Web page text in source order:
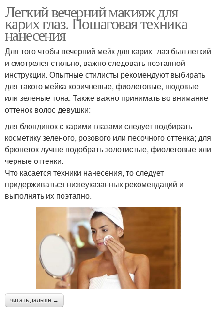
Легкий вечерний макияж для
карих глаз. Пошаговая техника
нанесения
Для того чтобы вечерний мейк для карих глаз был легкий
и смотрелся стильно, важно следовать поэтапной
инструкции. Опытные стилисты рекомендуют выбирать
для такого мейка коричневые, фиолетовые, нюдовые
или зеленые тона. Также важно принимать во внимание
оттенок волос девушки:
для блондинок с карими глазами следует подбирать
косметику зеленого, розового или песочного оттенка; для
брюнеток лучше подобрать золотистые, фиолетовые или
черные оттенки.
Что касается техники нанесения, то следует
придерживаться нижеуказанных рекомендаций и
выполнять их поэтапно.
читать дальше →